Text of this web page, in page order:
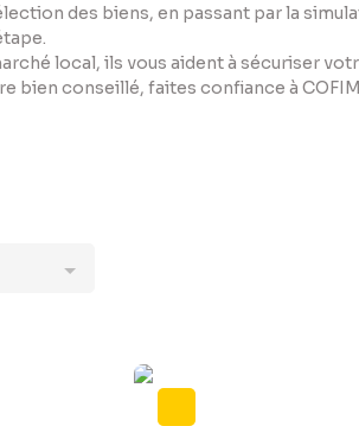
des biens, en passant par la
local, ils vous aident à sécuriser
bien conseillé, faites confiance à